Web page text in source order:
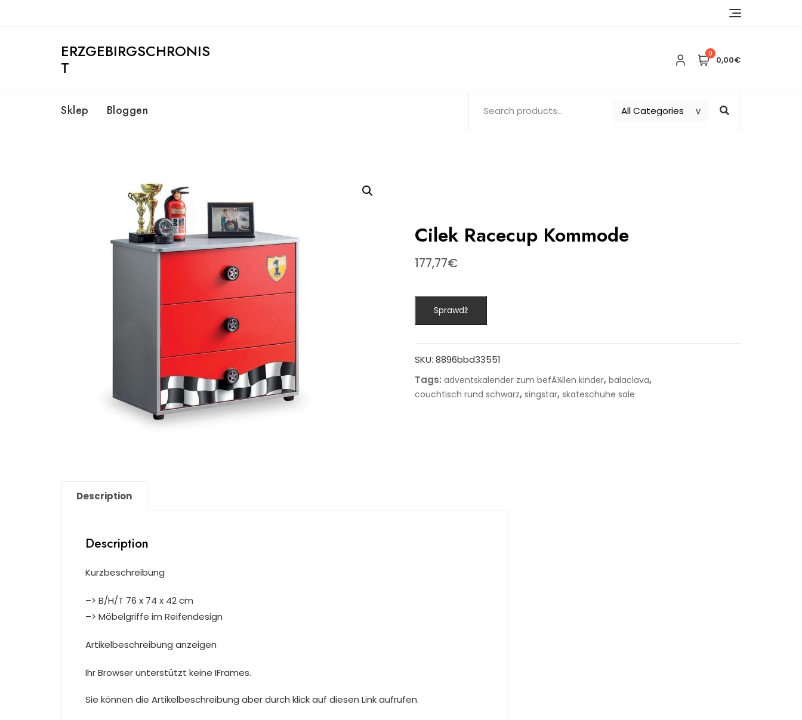
ERZGEBIRGSCHRONIS
T
0
0,00€
Sklep Bloggen
Cilek Racecup Kommode
177,77€
Sprawdź
SKU: 8896bbd33551
Tags: adventskalender zum befÃ¼llen kinder, balaclava,
couchtisch rund schwarz, singstar, skateschuhe sale
Description
Description
Kurzbeschreibung
–> B/H/T 76 x 74 x 42 cm
–> Möbelgriffe im Reifendesign
Artikelbeschreibung anzeigen
Ihr Browser unterstützt keine IFrames.
Sie können die Artikelbeschreibung aber durch klick auf diesen Link aufrufen.